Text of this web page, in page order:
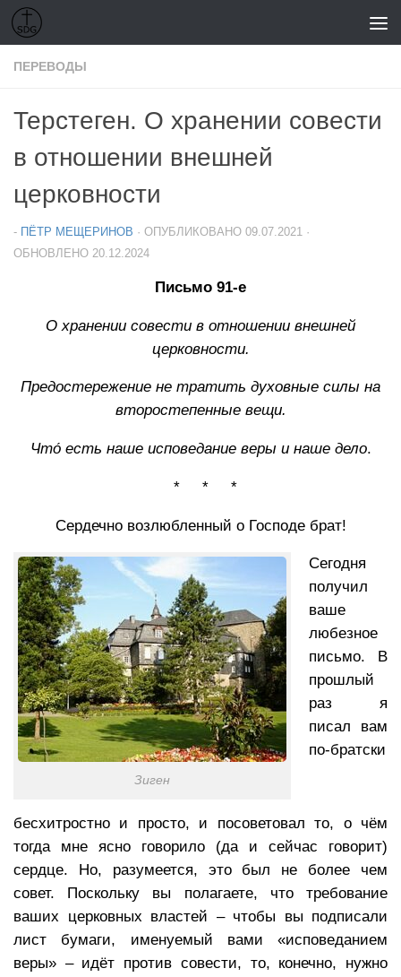
Перейти к содержимому
ПЕРЕВОДЫ
Терстеген. О хранении совести
в отношении внешней
церковности
- ПЁТР МЕЩЕРИНОВ · ОПУБЛИКОВАНО 09.07.2021 ·
ОБНОВЛЕНО 20.12.2024
Письмо 91-е
О хранении совести в отношении внешней
церковности.
Предостережение не тратить духовные силы на
второстепенные вещи.
Что́ есть наше исповедание веры и наше дело.
* * *
Сердечно возлюбленный о Господе брат!
Зиген
Сегодня
получил
ваше
любезное
письмо. В
прошлый
раз я
писал вам
по-братски
бесхитростно и просто, и посоветовал то, о чём
тогда мне ясно говорило (да и сейчас говорит)
сердце. Но, разумеется, это был не более чем
совет. Поскольку вы полагаете, что требование
ваших церковных властей – чтобы вы подписали
лист бумаги, именуемый вами «исповеданием
веры» – идёт против совести, то, конечно, нужно